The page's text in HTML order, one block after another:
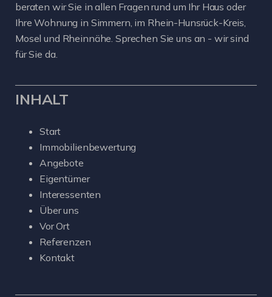
beraten wir Sie in allen Fragen rund um Ihr Haus oder
Ihre Wohnung in Simmern, im Rhein-Hunsrück-Kreis,
Mosel und Rheinnähe. Sprechen Sie uns an - wir sind
für Sie da.
INHALT
Start
Immobilienbewertung
Angebote
Eigentümer
Interessenten
Über uns
Vor Ort
Referenzen
Kontakt